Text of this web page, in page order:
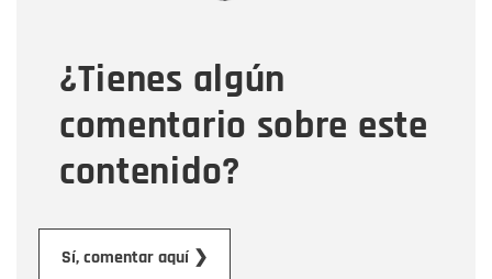
¿Tienes algún
comentario sobre este
contenido?
Sí, comentar aquí ❯
Mensaje